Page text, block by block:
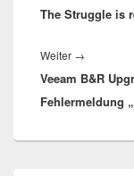
The Struggle is
Weiter →
Beitrag:
Veeam B&R
Fehlermeldung